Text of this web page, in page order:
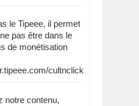
le Tipeee, il permet
pas être dans le
de monétisation
cultnclick
notre contenu,